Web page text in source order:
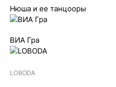
Нюша и ее танцооры
ВИА Гра
LOBODA